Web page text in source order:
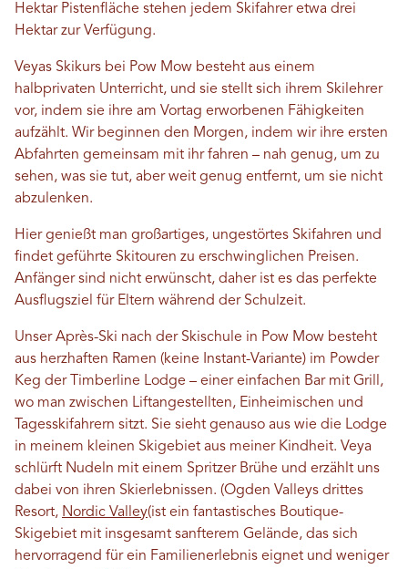
Hektar Pistenfläche stehen jedem Skifahrer etwa drei
Hektar zur Verfügung.
Veyas Skikurs bei Pow Mow besteht aus einem
halbprivaten Unterricht, und sie stellt sich ihrem Skilehrer
vor, indem sie ihre am Vortag erworbenen Fähigkeiten
aufzählt. Wir beginnen den Morgen, indem wir ihre ersten
Abfahrten gemeinsam mit ihr fahren – nah genug, um zu
sehen, was sie tut, aber weit genug entfernt, um sie nicht
abzulenken.
Hier genießt man großartiges, ungestörtes Skifahren und
findet geführte Skitouren zu erschwinglichen Preisen.
Anfänger sind nicht erwünscht, daher ist es das perfekte
Ausflugsziel für Eltern während der Schulzeit.
Unser Après-Ski nach der Skischule in Pow Mow besteht
aus herzhaften Ramen (keine Instant-Variante) im Powder
Keg der Timberline Lodge – einer einfachen Bar mit Grill,
wo man zwischen Liftangestellten, Einheimischen und
Tagesskifahrern sitzt. Sie sieht genauso aus wie die Lodge
in meinem kleinen Skigebiet aus meiner Kindheit. Veya
schlürft Nudeln mit einem Spritzer Brühe und erzählt uns
dabei von ihren Skierlebnissen. (Ogden Valleys drittes
Resort, Nordic Valley(ist ein fantastisches Boutique-
Skigebiet mit insgesamt sanfterem Gelände, das sich
hervorragend für ein Familienerlebnis eignet und weniger